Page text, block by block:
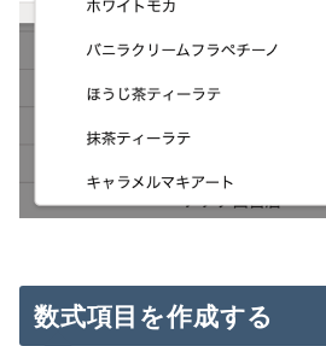
数式項目を作成する